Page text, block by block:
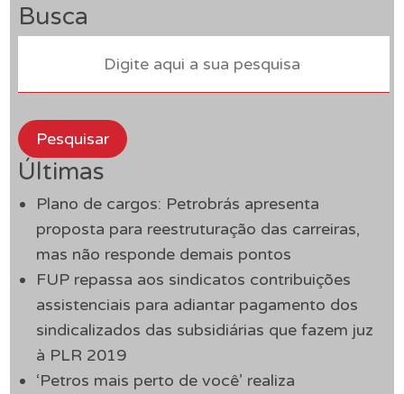
Busca
Pesquisar
Últimas
Plano de cargos: Petrobrás apresenta
proposta para reestruturação das carreiras,
mas não responde demais pontos
FUP repassa aos sindicatos contribuições
assistenciais para adiantar pagamento dos
sindicalizados das subsidiárias que fazem juz
à PLR 2019
‘Petros mais perto de você’ realiza